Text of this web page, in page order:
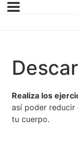
Realiza los
así poder reducir
tu cuerpo.